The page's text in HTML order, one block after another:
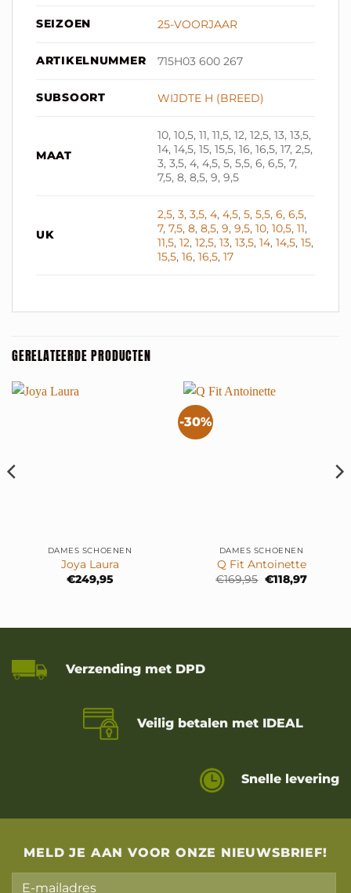
SEIZOEN 25-VOORJAAR
ARTIKELNUMMER 715H03 600 267
SUBSOORT WIJDTE H (BREED)
MAAT
10, 10,5, 11, 11,5, 12, 12,5, 13, 13,5,
14, 14,5, 15, 15,5, 16, 16,5, 17, 2,5,
3, 3,5, 4, 4,5, 5, 5,5, 6, 6,5, 7,
7,5, 8, 8,5, 9, 9,5
UK
2,5,3,3,5,4,4,5,5,5,5,6,6,5,
7,7,5,8,8,5,9,9,5,10,10,5,11,
11,5,12,12,5,13,13,5,14,14,5,15,
15,5,16,16,5,17
GERELATEERDE PRODUCTEN
DAMES SCHOENEN
Joya Laura
€249,95
-30%
DAMES SCHOENEN
Q Fit Antoinette
€169,95 Oorspronkelijke
€118,97Huidige
Verzending met DPD
Veilig betalen met IDEAL
Snelle levering
MELD JE AAN VOOR ONZE NIEUWSBRIEF!